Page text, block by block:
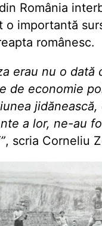
România
importantă
românesc.
erau nu o
de economie
a lor, ne-au
, scria Corneliu